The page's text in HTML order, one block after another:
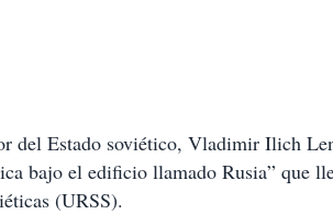
del Estado soviético, Vladimir Ilich
bajo el edificio llamado Rusia” que
(URSS).